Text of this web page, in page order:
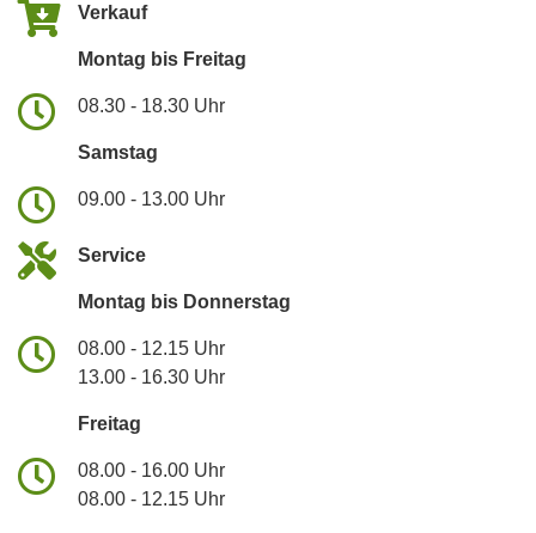
Verkauf
Montag bis Freitag
08.30 - 18.30 Uhr
Samstag
09.00 - 13.00 Uhr
Service
Montag bis Donnerstag
08.00 - 12.15 Uhr
13.00 - 16.30 Uhr
Freitag
08.00 - 16.00 Uhr
08.00 - 12.15 Uhr